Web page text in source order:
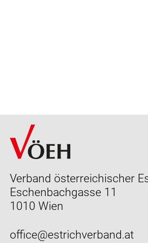
Verband österreichischer
Eschenbachgasse 11
1010 Wien
office@estrichverband.at